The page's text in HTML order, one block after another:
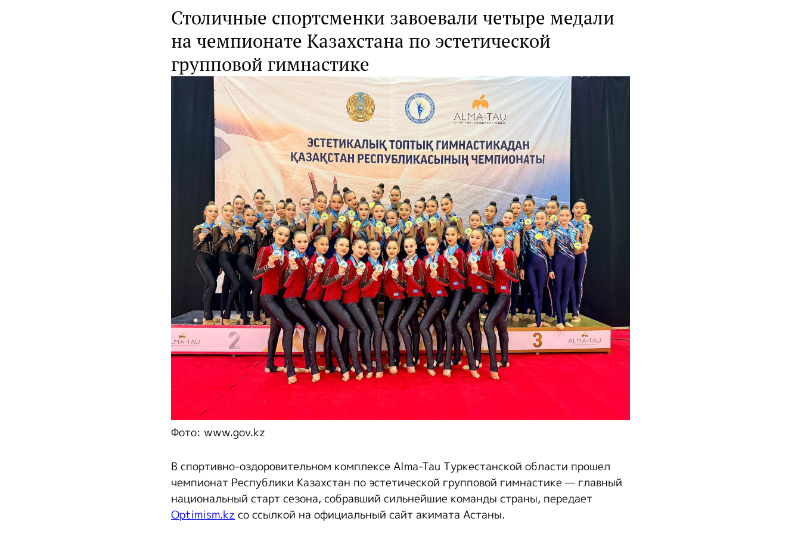
Столичные спортсменки завоевали четыре медали
на чемпионате Казахстана по эстетической
групповой гимнастике
Фото: www.gov.kz
В спортивно-оздоровительном комплексе Alma-Tau Туркестанской области прошел
чемпионат Республики Казахстан по эстетической групповой гимнастике — главный
национальный старт сезона, собравший сильнейшие команды страны, передает
Optimism.kzсо ссылкой на официальный сайт акимата Астаны.